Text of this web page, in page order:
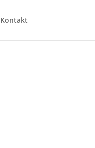
Kontakt